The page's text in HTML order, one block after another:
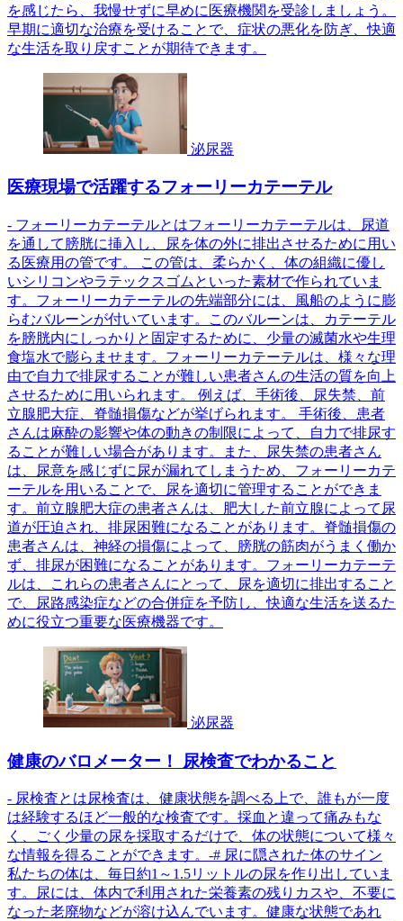
を感じたら、我慢せずに早めに医療機関を受診しましょう。
早期に適切な治療を受けることで、症状の悪化を防ぎ、快適
な生活を取り戻すことが期待できます。
泌尿器
医療現場で活躍するフォーリーカテーテル
- フォーリーカテーテルとはフォーリーカテーテルは、尿道
を通して膀胱に挿入し、尿を体の外に排出させるために用い
る医療用の管です。 この管は、柔らかく、体の組織に優し
いシリコンやラテックスゴムといった素材で作られていま
す。フォーリーカテーテルの先端部分には、風船のように膨
らむバルーンが付いています。このバルーンは、カテーテル
を膀胱内にしっかりと固定するために、少量の滅菌水や生理
食塩水で膨らませます。フォーリーカテーテルは、様々な理
由で自力で排尿することが難しい患者さんの生活の質を向上
させるために用いられます。 例えば、手術後、尿失禁、前
立腺肥大症、脊髄損傷などが挙げられます。 手術後、患者
さんは麻酔の影響や体の動きの制限によって、自力で排尿す
ることが難しい場合があります。また、尿失禁の患者さん
は、尿意を感じずに尿が漏れてしまうため、フォーリーカテ
ーテルを用いることで、尿を適切に管理することができま
す。前立腺肥大症の患者さんは、肥大した前立腺によって尿
道が圧迫され、排尿困難になることがあります。脊髄損傷の
患者さんは、神経の損傷によって、膀胱の筋肉がうまく働か
ず、排尿が困難になることがあります。フォーリーカテーテ
ルは、これらの患者さんにとって、尿を適切に排出すること
で、尿路感染症などの合併症を予防し、快適な生活を送るた
めに役立つ重要な医療機器です。
泌尿器
健康のバロメーター！ 尿検査でわかること
- 尿検査とは尿検査は、健康状態を調べる上で、誰もが一度
は経験するほど一般的な検査です。採血と違って痛みもな
く、ごく少量の尿を採取するだけで、体の状態について様々
な情報を得ることができます。-# 尿に隠された体のサイン
私たちの体は、毎日約1～1.5リットルの尿を作り出していま
す。尿には、体内で利用された栄養素の残りカスや、不要に
なった老廃物などが溶け込んでいます。健康な状態であれ